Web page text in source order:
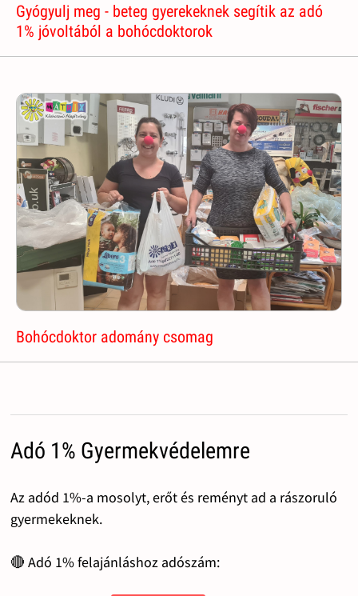
Gyógyulj meg - beteg gyerekeknek segítik az adó
1% jóvoltából a bohócdoktorok
Bohócdoktor adomány csomag
Adó 1% Gyermekvédelemre
Az adód 1%-a mosolyt, erőt és reményt ad a rászoruló
gyermekeknek.
🔴 Adó 1% felajánláshoz adószám: